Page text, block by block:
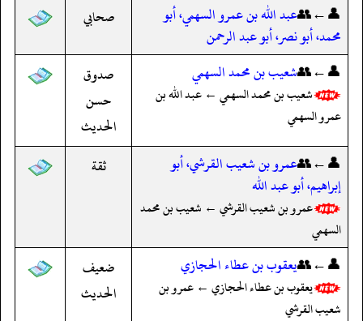
👤←👥عبد الله بن عمرو السهمي، أبو
محمد، أبو نصر، أبو عبد الرحمن
صحابي
👤←👥شعيب بن محمد السهمي
شعيب بن محمد السهمي ← عبد الله بن
عمرو السهمي
صدوق
حسن
الحديث
👤←👥عمرو بن شعيب القرشي، أبو
إبراهيم، أبو عبد الله
عمرو بن شعيب القرشي ← شعيب بن محمد
السهمي
ثقة
👤←👥يعقوب بن عطاء الحجازي
يعقوب بن عطاء الحجازي ← عمرو بن
شعيب القرشي
ضعيف
الحديث